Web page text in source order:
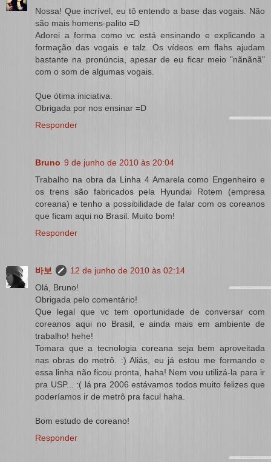
Nossa! Que incrível, eu tô entendo a base das vogais. Não
são mais homens-palito =D
Adorei a forma como vc está ensinando e explicando a
formação das vogais e talz. Os vídeos em flahs ajudam
bastante na pronúncia, apesar de eu ficar meio "nãnãnã"
com o som de algumas vogais.
Que ótima iniciativa.
Obrigada por nos ensinar =D
Responder
Bruno 9 de junho de 2010 às 20:04
Trabalho na obra da Linha 4 Amarela como Engenheiro e
os trens são fabricados pela Hyundai Rotem (empresa
coreana) e tenho a possibilidade de falar com os coreanos
que ficam aqui no Brasil. Muito bom!
Responder
바보
12 de junho de 2010 às 02:14
Olá, Bruno!
Obrigada pelo comentário!
Que legal que vc tem oportunidade de conversar com
coreanos aqui no Brasil, e ainda mais em ambiente de
trabalho! hehe!
Tomara que a tecnologia coreana seja bem aproveitada
nas obras do metrô. :) Aliás, eu já estou me formando e
essa linha não ficou pronta, haha! Nem vou utilizá-la para ir
pra USP... :( lá pra 2006 estávamos todos muito felizes que
poderíamos ir de metrô pra facul haha.
Bom estudo de coreano!
Responder